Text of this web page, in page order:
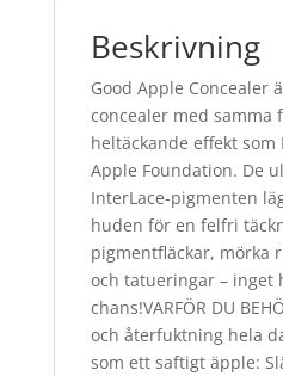
Beskrivning
Good Apple Concealer
concealer med samma
heltäckande effekt som
Apple Foundation. De
InterLace-pigmenten
huden för en felfri
pigmentfläckar, mörka
och tatueringar – inget
chans!VARFÖR DU
och återfuktning hela
som ett saftigt äpple: